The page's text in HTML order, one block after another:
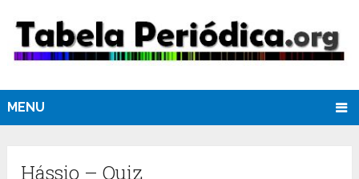
MENU
Hássio – Quiz